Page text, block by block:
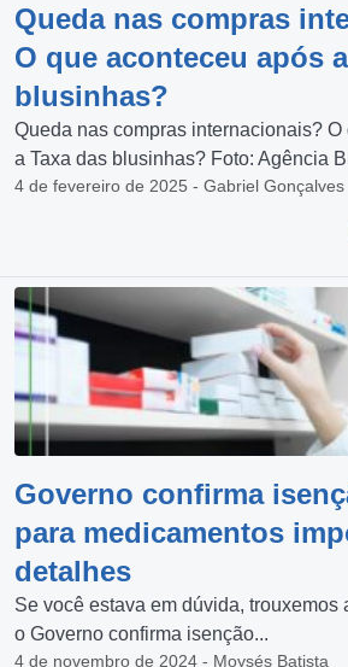
Queda nas compras
O que aconteceu após
blusinhas?
Queda nas compras internacionais?
a Taxa das blusinhas? Foto: Agência
4 de fevereiro de 2025 - Gabriel Gonçalves
Governo confirma
para medicamentos
detalhes
Se você estava em dúvida, trouxemos
o Governo confirma isenção...
4 de novembro de 2024 - Moysés Batista